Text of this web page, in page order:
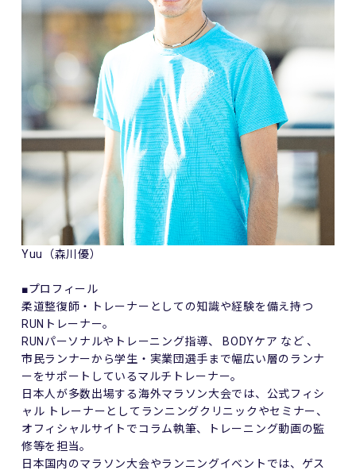
Yuu（森川優）
■プロフィール
柔道整復師・トレーナーとしての知識や経験を備え持つ
RUN トレーナー。
RUN パーソナルやトレーニング指導、 BODYケア など 、
市民ランナーから学生・実業団選手まで幅広い層のランナ
ーをサポートしているマルチトレーナー。
日本人が多数出場する海外マラソン大会では、公式フィシ
ャル トレーナーとしてランニングクリニックやセミナー、
オフィシャルサイトでコラム執筆、トレーニング動画の監
修等を担当。
日本国内のマラソン大会やランニングイベントでは、ゲス